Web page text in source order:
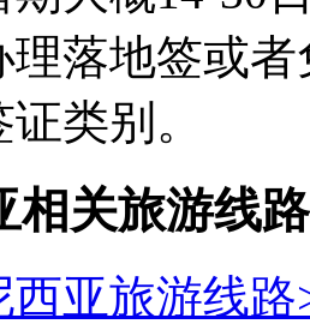
理落地签或
类别。
相关旅游线路
西亚旅游线路